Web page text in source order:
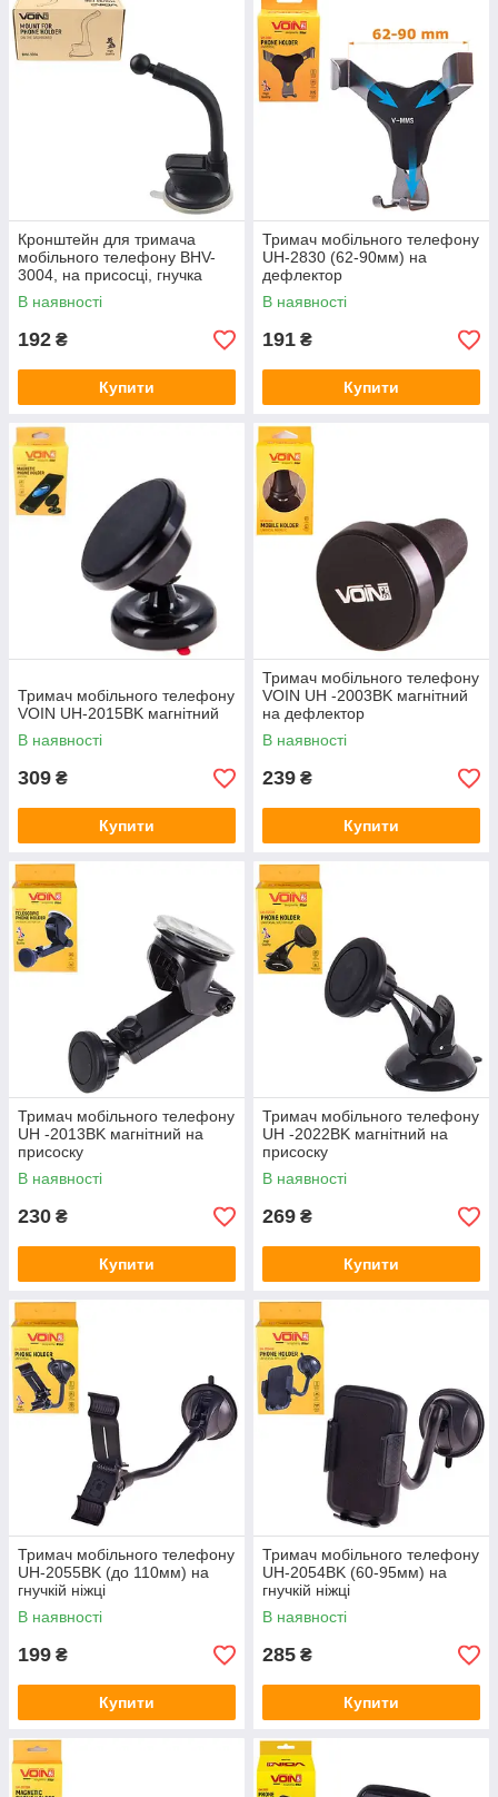
Кронштейн для тримача
мобільного телефону BHV-
3004, на присосці, гнучка
ніжка
В наявності
192 ₴
Купити
Тримач мобільного телефону
UH-2830 (62-90мм) на
дефлектор
В наявності
191 ₴
Купити
Тримач мобільного телефону
VOIN UH-2015BK магнітний
В наявності
309 ₴
Купити
Тримач мобільного телефону
VOIN UH -2003BK магнітний
на дефлектор
В наявності
239 ₴
Купити
Тримач мобільного телефону
UH -2013BK магнітний на
присоску
В наявності
230 ₴
Купити
Тримач мобільного телефону
UH -2022BK магнітний на
присоску
В наявності
269 ₴
Купити
Тримач мобільного телефону
UH-2055BK (до 110мм) на
гнучкій ніжці
В наявності
199 ₴
Купити
Тримач мобільного телефону
UH-2054BK (60-95мм) на
гнучкій ніжці
В наявності
285 ₴
Купити